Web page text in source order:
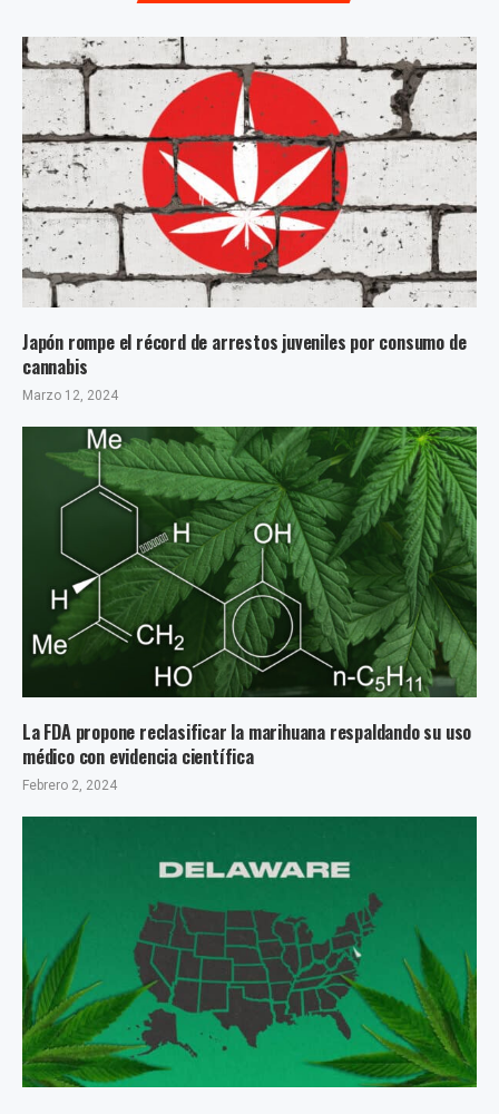
Japón rompe el récord de arrestos juveniles por consumo de
cannabis
Marzo 12, 2024
La FDA propone reclasificar la marihuana respaldando su uso
médico con evidencia científica
Febrero 2, 2024